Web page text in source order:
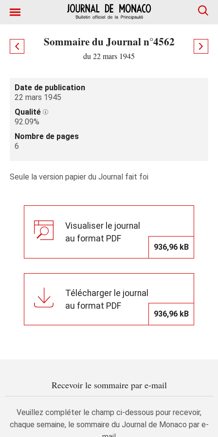
Sommaire du Journal n°4562
du 22 mars 1945
Date de publication
22 mars 1945
Qualité
92.09%
Nombre de pages
6
Seule la version papier du Journal fait foi
Visualiser le journal
au format PDF
936,96 kB
Télécharger le journal
au format PDF
936,96 kB
Recevoir le sommaire par e-mail
Veuillez compléter le champ ci-dessous pour recevoir,
chaque semaine, le sommaire du Journal de Monaco par e-